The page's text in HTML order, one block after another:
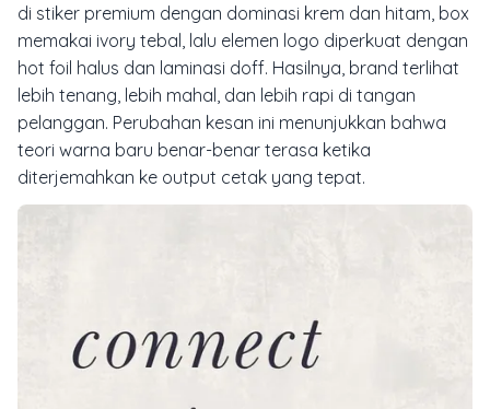
di stiker premium dengan dominasi krem dan hitam, box
memakai ivory tebal, lalu elemen logo diperkuat dengan
hot foil halus dan laminasi doff. Hasilnya, brand terlihat
lebih tenang, lebih mahal, dan lebih rapi di tangan
pelanggan. Perubahan kesan ini menunjukkan bahwa
teori warna baru benar-benar terasa ketika
diterjemahkan ke output cetak yang tepat.